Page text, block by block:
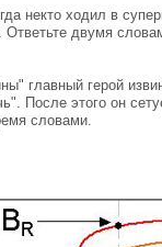
некто ходил в
двумя
главный герой
После этого он
словами.